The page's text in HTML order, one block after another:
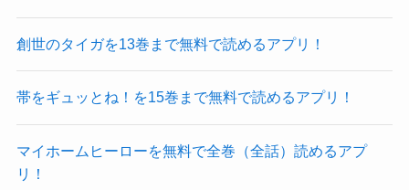
創世のタイガを13巻まで無料で読めるアプリ！
帯をギュッとね！を15巻まで無料で読めるアプリ！
マイホームヒーローを無料で全巻（全話）読めるアプ
リ！